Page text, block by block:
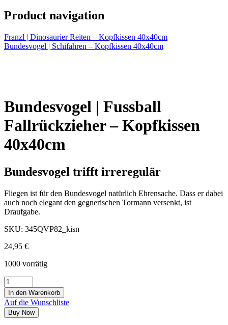
Product navigation
Franzl | Dinosaurier Reiten – Kopfkissen 40x40cm
Bundesvogel | Schifahren – Kopfkissen 40x40cm
Bundesvogel | Fussball
Fallrückzieher – Kopfkissen
40x40cm
Bundesvogel trifft irreregulär
Fliegen ist für den Bundesvogel natürlich Ehrensache. Dass er dabei
auch noch elegant den gegnerischen Tormann versenkt, ist
Draufgabe.
SKU: 345QVP82_kisn
24,95 €
1000 vorrätig
In den Warenkorb
Auf die Wunschliste
Buy Now